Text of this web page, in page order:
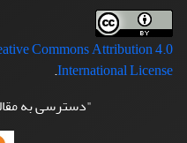
Commons Attribution 4.0
International License
.
"دسترسی به